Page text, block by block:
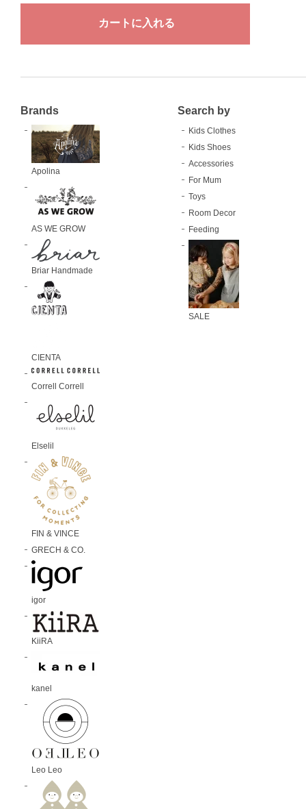
Brands
Apolina
AS WE GROW
Briar Handmade
CIENTA
Correll Correll
Elselil
FIN & VINCE
GRECH & CO.
igor
KiiRA
kanel
Leo Leo
Search by
Kids Clothes
Kids Shoes
Accessories
For Mum
Toys
Room Decor
Feeding
SALE